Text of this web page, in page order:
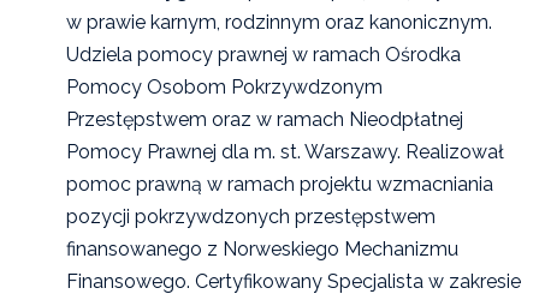
w prawie karnym, rodzinnym oraz kanonicznym.
Udziela pomocy prawnej w ramach Ośrodka
Pomocy Osobom Pokrzywdzonym
Przestępstwem oraz w ramach Nieodpłatnej
Pomocy Prawnej dla m. st. Warszawy. Realizował
pomoc prawną w ramach projektu wzmacniania
pozycji pokrzywdzonych przestępstwem
finansowanego z Norweskiego Mechanizmu
Finansowego. Certyfikowany Specjalista w zakresie